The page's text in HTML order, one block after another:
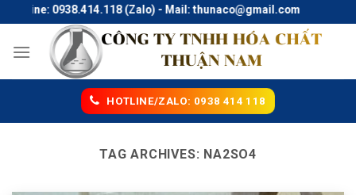
to
content
0938.414.118 (Zalo) - Mail: thunaco@gmail.com
HOTLINE/ZALO: 0938 414 118
TAG ARCHIVES: NA2SO4